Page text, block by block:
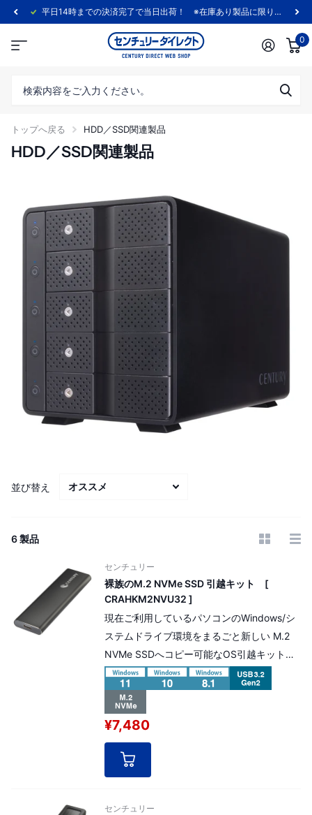
平日14時までの決済完了で当日出荷！ ※在庫あり製品に限ります。
0
トップへ戻る HDD／SSD関連製品
HDD／SSD関連製品
6 製品
並び替え
センチュリー
裸族のM.2 NVMe SSD 引越キット [
CRAHKM2NVU32 ]
現在ご利用しているパソコンのWindows/シ
ステムドライブ環境をまるごと新しい M.2
NVMe SSDへコピー可能なOS引越キット。
OSの引っ越し後、入れ替え後のM.2 NVMe
SSDを外付けケースとしても有効利用できま
す。
¥7,480
センチュリー